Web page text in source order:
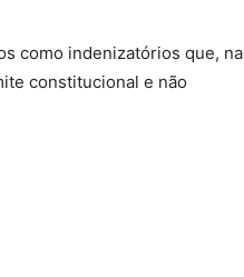
como indenizatórios que, na
constitucional e não